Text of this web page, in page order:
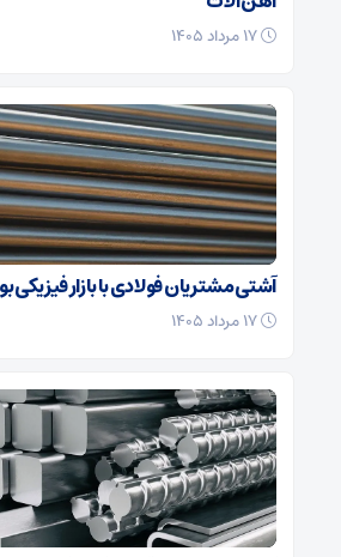
آشتی مشتریان فولادی با بازار فیزیکی